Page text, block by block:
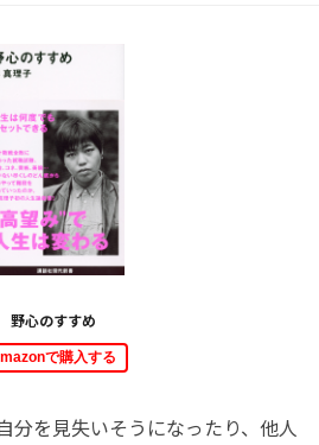
野心のすすめ
で購入する
分を見失いそうになったり、他人